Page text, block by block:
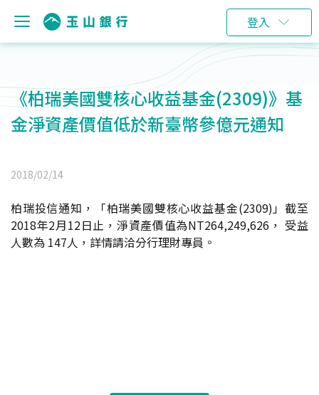
登入
《柏瑞美國雙核心收益基金(2309)》基
金淨資產價值低於新臺幣參億元通知
2018/02/14
柏瑞投信通知，「柏瑞美國雙核心收益基金(2309)」截至
2018年2月12日止，淨資產價值為NT264,249,626， 受益
人數為 147人，詳情請洽分行理財專員。